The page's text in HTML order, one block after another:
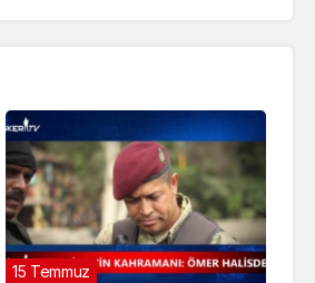
15 Temmuz